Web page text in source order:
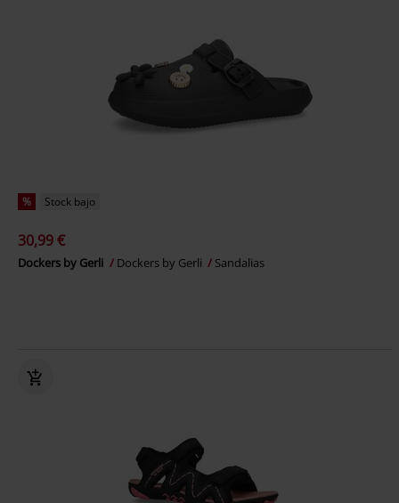
% Stock bajo
30,99 €
Dockers by Gerli Dockers by Gerli Sandalias